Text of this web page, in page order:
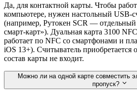
Да, для контактной карты. Чтобы
компьютере, нужен настольный USB-
(например, Рутокен SCR — отдельный
смарт-карт»). Дуальная карта 3100
работает по NFC со смартфонами и
iOS 13+). Считыватель приобретается
состав карты не входит.
Можно ли на одной карте совместить
пропуск?